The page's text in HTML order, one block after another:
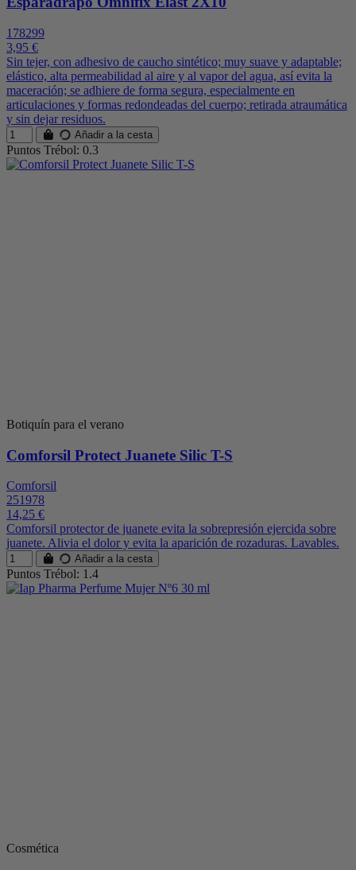
178299
3,95 €
Sin tejer, con adhesivo de caucho sintético; muy suave y adaptable;
elástico, alta permeabilidad al aire y al vapor del agua, así evita la
maceración; se adhiere de forma segura, especialmente en
articulaciones y formas redondeadas del cuerpo; retirada atraumática
y sin dejar residuos.
Añadir a la cesta
Puntos Trébol: 0.3
Botiquín para el verano
Comforsil Protect Juanete Silic T-S
Comforsil
251978
14,25 €
Comforsil protector de juanete evita la sobrepresión ejercida sobre
juanete. Alivia el dolor y evita la aparición de rozaduras. Lavables.
Añadir a la cesta
Puntos Trébol: 1.4
Cosmética